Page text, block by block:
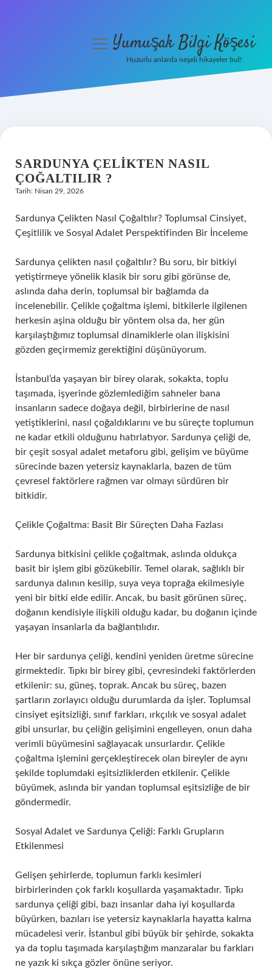
Hakkımızda
menüyüYumuşak Bilgi Köşesi
Huzurlu anlarda neşeli hikayeler bul!
SARDUNYA ÇELIKTEN NASIL
ÇOĞALTILIR ?
Tarih: Nisan 29, 2026
Sardunya Çelikten Nasıl Çoğaltılır? Toplumsal Cinsiyet,
Çeşitlilik ve Sosyal Adalet Perspektifinden Bir İnceleme
Sardunya çelikten nasıl çoğaltılır? Bu soru, bir bitkiyi
yetiştirmeye yönelik klasik bir soru gibi görünse de,
aslında daha derin, toplumsal bir bağlamda da
incelenebilir. Çelikle çoğaltma işlemi, bitkilerle ilgilenen
herkesin aşina olduğu bir yöntem olsa da, her gün
karşılaştığımız toplumsal dinamiklerle olan ilişkisini
gözden geçirmemiz gerektiğini düşünüyorum.
İstanbul’da yaşayan bir birey olarak, sokakta, toplu
taşımada, işyerinde gözlemlediğim sahneler bana
insanların sadece doğaya değil, birbirlerine de nasıl
yetiştiklerini, nasıl çoğaldıklarını ve bu süreçte toplumun
ne kadar etkili olduğunu hatırlatıyor. Sardunya çeliği de,
bir çeşit sosyal adalet metaforu gibi, gelişim ve büyüme
sürecinde bazen yetersiz kaynaklarla, bazen de tüm
çevresel faktörlere rağmen var olmayı sürdüren bir
bitkidir.
Çelikle Çoğaltma: Basit Bir Süreçten Daha Fazlası
Sardunya bitkisini çelikle çoğaltmak, aslında oldukça
basit bir işlem gibi gözükebilir. Temel olarak, sağlıklı bir
sardunya dalının kesilip, suya veya toprağa ekilmesiyle
yeni bir bitki elde edilir. Ancak, bu basit görünen süreç,
doğanın kendisiyle ilişkili olduğu kadar, bu doğanın içinde
yaşayan insanlarla da bağlantılıdır.
Her bir sardunya çeliği, kendini yeniden üretme sürecine
girmektedir. Tıpkı bir birey gibi, çevresindeki faktörlerden
etkilenir: su, güneş, toprak. Ancak bu süreç, bazen
şartların zorlayıcı olduğu durumlarda da işler. Toplumsal
cinsiyet eşitsizliği, sınıf farkları, ırkçılık ve sosyal adalet
gibi unsurlar, bu çeliğin gelişimini engelleyen, onun daha
verimli büyümesini sağlayacak unsurlardır. Çelikle
çoğaltma işlemini gerçekleştirecek olan bireyler de aynı
şekilde toplumdaki eşitsizliklerden etkilenir. Çelikle
büyümek, aslında bir yandan toplumsal eşitsizliğe de bir
göndermedir.
Sosyal Adalet ve Sardunya Çeliği: Farklı Grupların
Etkilenmesi
Gelişen şehirlerde, toplumun farklı kesimleri
birbirlerinden çok farklı koşullarda yaşamaktadır. Tıpkı
sardunya çeliği gibi, bazı insanlar daha iyi koşullarda
büyürken, bazıları ise yetersiz kaynaklarla hayatta kalma
mücadelesi verir. İstanbul gibi büyük bir şehirde, sokakta
ya da toplu taşımada karşılaştığım manzaralar bu farkları
ne yazık ki sıkça gözler önüne seriyor.